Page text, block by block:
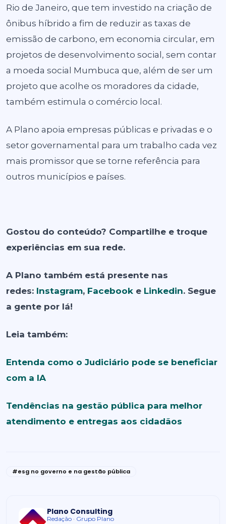
Rio de Janeiro, que tem investido na criação de
ônibus híbrido a fim de reduzir as taxas de
emissão de carbono, em economia circular, em
projetos de desenvolvimento social, sem contar
a moeda social Mumbuca que, além de ser um
projeto que acolhe os moradores da cidade,
também estimula o comércio local.
A Plano apoia empresas públicas e privadas e o
setor governamental para um trabalho cada vez
mais promissor que se torne referência para
outros municípios e países.
Gostou do conteúdo? Compartilhe e troque
experiências em sua rede.
A Plano também está presente nas
redes: Instagram, Facebook e Linkedin. Segue
a gente por lá!
Leia também:
Entenda como o Judiciário pode se beneficiar
com a IA
Tendências na gestão pública para melhor
atendimento e entregas aos cidadãos
#esg no governo e na gestão pública
Plano Consulting
Redação · Grupo Plano